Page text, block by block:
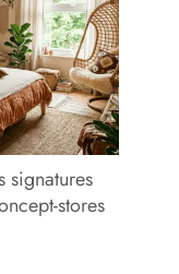
signatures
stores